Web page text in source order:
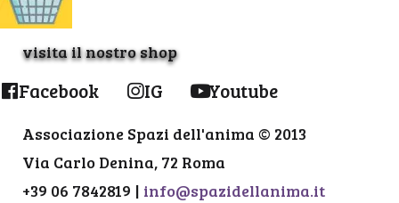
visita il nostro shop
Facebook IG Youtube
Associazione Spazi dell'anima © 2013
Via Carlo Denina, 72 Roma
+39 06 7842819 | info@spazidellanima.it